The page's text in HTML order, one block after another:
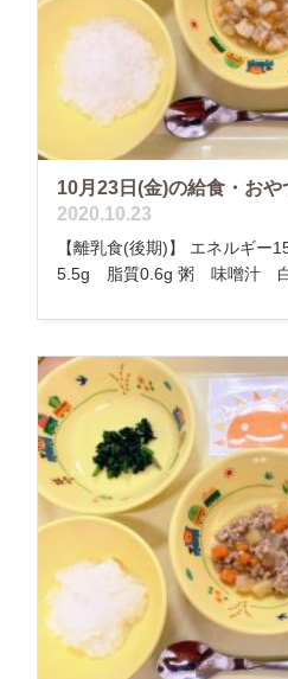
10月23日(金)の給食・おや
2020.10.23
【離乳食(後期)】 エネルギ
5.5g 脂質0.6g 粥 味噌汁